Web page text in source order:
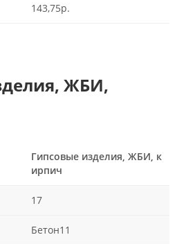
143,75р.
ЖБИ,
Гипсовые изделия, ЖБИ, к
ирпич
17
Бетон11